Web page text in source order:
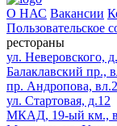
О НАС Вакансии
Пользовательское
рестораны
ул. Неверовского,
Балаклавский пр.,
пр. Андропова,
ул. Стартовая, д.12
МКАД, 19-ый км.,